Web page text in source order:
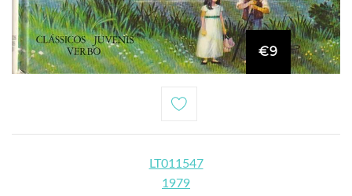
€9
LT011547
1979